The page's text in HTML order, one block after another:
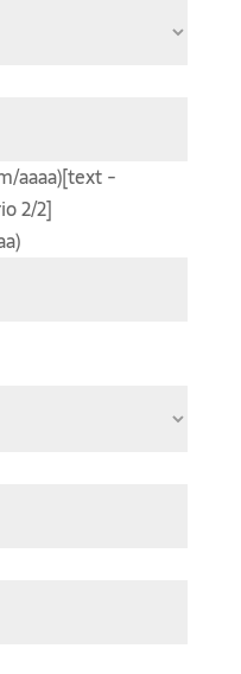
aaaa)[text -
2/2]